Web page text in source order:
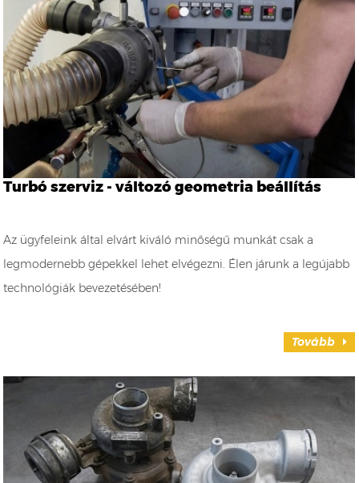
Turbó szerviz - változó geometria beállítás
Az ügyfeleink által elvárt kiváló minőségű munkát csak a
legmodernebb gépekkel lehet elvégezni. Élen járunk a legújabb
technológiák bevezetésében!
Tovább